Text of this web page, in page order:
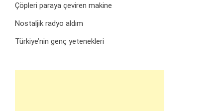
Çöpleri paraya çeviren makine
Nostaljik radyo aldım
Türkiye’nin genç yetenekleri